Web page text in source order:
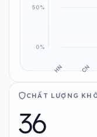
CHẤT LƯỢNG
36